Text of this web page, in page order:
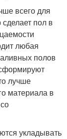
всего для
пол в
любая
полов
лучше
материала в
укладывать